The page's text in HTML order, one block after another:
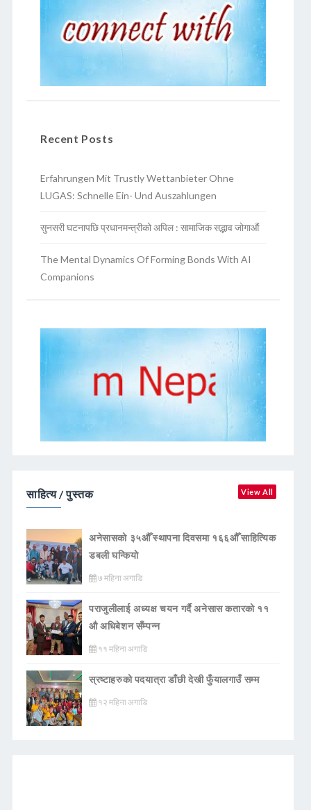
Recent Posts
Erfahrungen Mit Trustly Wettanbieter Ohne
LUGAS: Schnelle Ein- Und Auszahlungen
सुनसरी घटनापछि प्रधानमन्त्रीको अपिल : सामाजिक सद्भाव जोगाऔं
The Mental Dynamics Of Forming Bonds With AI
Companions
साहित्य / पुस्तक View All
अनेसासको ३५औँ स्थापना दिवसमा १६६औँ साहित्यिक
डबली घन्कियाे
७ महिना अगाडि
पराजुलीलाई अध्यक्ष चयन गर्दै अनेसास कतारको ११
औ अधिबेशन सँम्पन्न
११ महिना अगाडि
स्रष्टाहरुको पदयात्रा डाँछी देखी फुँयालगाउँ सम्म
१२ महिना अगाडि